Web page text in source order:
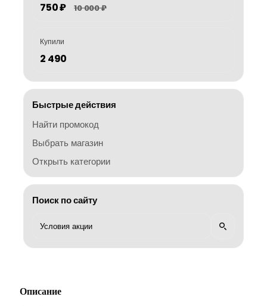
750 ₽ 10 000 ₽
Купили
2 490
Быстрые действия
Найти промокод
Выбрать магазин
Открыть категории
Поиск по сайту
Описание